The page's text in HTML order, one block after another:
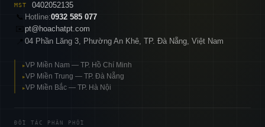
MST
0402052135
📞 Hotline:0932 585 077
pt@hoachatpt.com
04 Phần Lăng 3, Phường An Khê, TP. Đà Nẵng, Việt Nam
▸VP Miền Nam — TP. Hồ Chí Minh
▸VP Miền Trung — TP. Đà Nẵng
▸VP Miền Bắc — TP. Hà Nội
ĐỐI TÁC PHÂN PHỐI